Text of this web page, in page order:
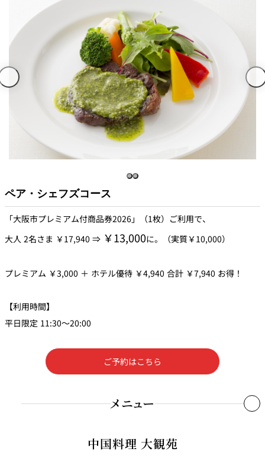
ペア・シェフズコース
「大阪市プレミアム付商品券2026」（1枚）ご利用で、
大人 2名さま ￥17,940 ⇒ ￥13,000に。（実質￥10,000）
プレミアム ￥3,000 ＋ ホテル優待 ￥4,940 合計 ￥7,940 お得！
【利用時間】
平日限定 11:30～20:00
ご予約はこちら
メニュー
食前の1ドリンク
中国料理 大観苑